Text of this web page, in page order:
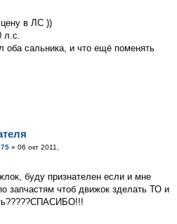
в ЛС ))
л.с.
оба сальника, и что ещё поменять
» 06 окт 2011,
буду признателен если и мне
запчастям чтоб движок зделать ТО и